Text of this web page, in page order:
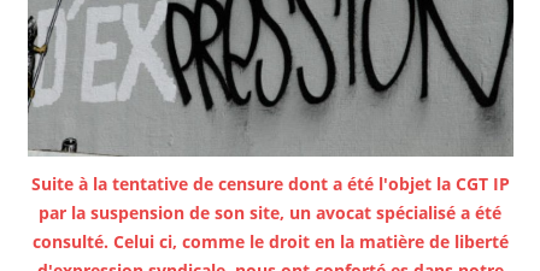
Suite à la tentative de censure dont a été l'objet la CGT IP
par la suspension de son site, un avocat spécialisé a été
consulté. Celui ci, comme le droit en la matière de liberté